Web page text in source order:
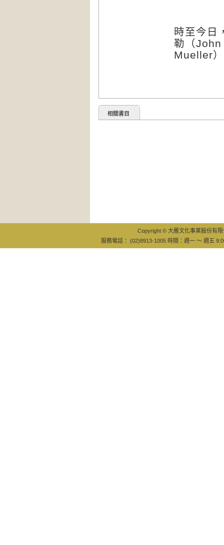
時至今日
勒（
Mueller
相關書目
Copyright © 大雁文化事業股份有
服務電話： (02)8913-1005 時間：週一 ～ 週五